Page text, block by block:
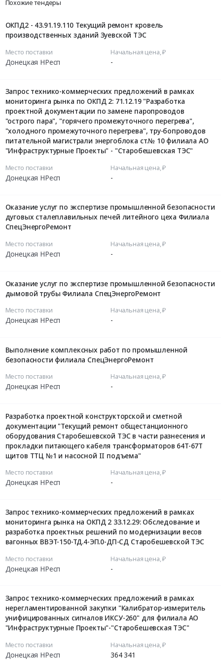
Похожие тендеры
ОКПД2 - 43.91.19.110 Текущий ремонт кровель
производственных зданий Зуевской ТЭС
Место поставки
Донецкая НРесп
Начальная цена, ₽
-
Запрос технико-коммерческих предложений в рамках
мониторинга рынка по ОКПД 2: 71.12.19 "Разработка
проектной документации по замене паропроводов
"острого пара", "горячего промежуточного перегрева",
"холодного промежуточного перегрева", тру-бопроводов
питательной магистрали энергоблока ст.№ 10 филиала АО
"Инфраструктурные Проекты" - "Старобешевская ТЭС"
Место поставки
Донецкая НРесп
Начальная цена, ₽
-
Оказание услуг по экспертизе промышленной безопасности
дуговых сталеплавильных печей литейного цеха Филиала
СпецЭнергоРемонт
Место поставки
Донецкая НРесп
Начальная цена, ₽
-
Оказание услуг по экспертизе промышленной безопасности
дымовой трубы Филиала СпецЭнергоРемонт
Место поставки
Донецкая НРесп
Начальная цена, ₽
-
Выполнение комплексных работ по промышленной
безопасности филиала СпецЭнергоРемонт
Место поставки
Донецкая НРесп
Начальная цена, ₽
-
Разработка проектной конструкторской и сметной
документации "Текущий ремонт общестанционного
оборудования Старобешевской ТЭС в части разнесения и
прокладки питающего кабеля трансформаторов 64Т-67Т
щитов ТТЦ №1 и насосной II подъема"
Место поставки
Донецкая НРесп
Начальная цена, ₽
-
Запрос технико-коммерческих предложений в рамках
мониторинга рынка на ОКПД 2 33.12.29: Обследование и
разработка проектных решений по модернизации весов
вагонных ВВЭТ-150-ТД.4-ЭП.0-ДП-СД Старобешевской ТЭС
Место поставки
Донецкая НРесп
Начальная цена, ₽
-
Запрос технико-коммерческих предложений в рамках
нерегламентированной закупки "Калибратор-измеритель
унифицированных сигналов ИКСУ-260" для филиала АО
"Инфраструктурные Проекты"-"Старобешевская ТЭС"
Место поставки
Донецкая НРесп
Начальная цена, ₽
364 341